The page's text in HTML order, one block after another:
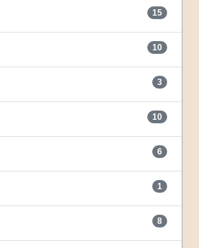
15
10
3
10
6
1
8